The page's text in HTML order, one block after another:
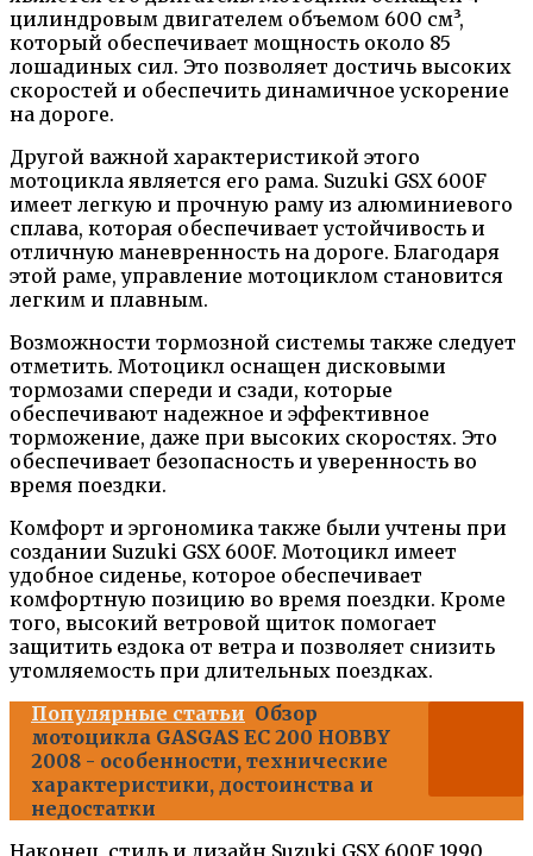
цилиндровым двигателем объемом 600 см³,
который обеспечивает мощность около 85
лошадиных сил. Это позволяет достичь высоких
скоростей и обеспечить динамичное ускорение
на дороге.
Другой важной характеристикой этого
мотоцикла является его рама. Suzuki GSX 600F
имеет легкую и прочную раму из алюминиевого
сплава, которая обеспечивает устойчивость и
отличную маневренность на дороге. Благодаря
этой раме, управление мотоциклом становится
легким и плавным.
Возможности тормозной системы также следует
отметить. Мотоцикл оснащен дисковыми
тормозами спереди и сзади, которые
обеспечивают надежное и эффективное
торможение, даже при высоких скоростях. Это
обеспечивает безопасность и уверенность во
время поездки.
Комфорт и эргономика также были учтены при
создании Suzuki GSX 600F. Мотоцикл имеет
удобное сиденье, которое обеспечивает
комфортную позицию во время поездки. Кроме
того, высокий ветровой щиток помогает
защитить ездока от ветра и позволяет снизить
утомляемость при длительных поездках.
Популярные статьи Обзор
мотоцикла GASGAS EC 200 HOBBY
2008 - особенности, технические
характеристики, достоинства и
недостатки
Наконец, стиль и дизайн Suzuki GSX 600F 1990